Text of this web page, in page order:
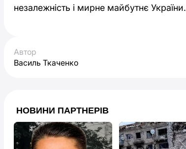
незалежність і мирне майбутнє України.
Автор
Василь Ткаченко